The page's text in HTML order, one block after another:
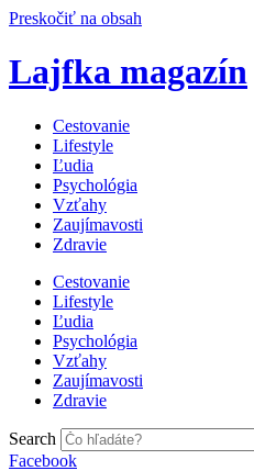
Preskočiť na obsah
Lajfka magazín
Cestovanie
Lifestyle
Ľudia
Psychológia
Vzťahy
Zaujímavosti
Zdravie
Cestovanie
Lifestyle
Ľudia
Psychológia
Vzťahy
Zaujímavosti
Zdravie
Search
Facebook